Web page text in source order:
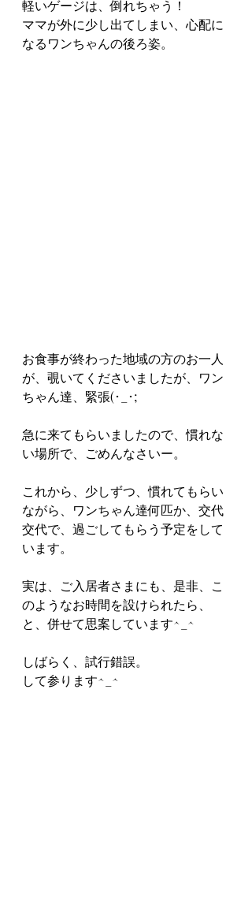
軽いゲージは、倒れちゃう！
ママが外に少し出てしまい、心配に
なるワンちゃんの後ろ姿。
お食事が終わった地域の方のお一人
が、覗いてくださいましたが、ワン
ちゃん達、緊張(･_･;
急に来てもらいましたので、慣れな
い場所で、ごめんなさいー。
これから、少しずつ、慣れてもらい
ながら、ワンちゃん達何匹か、交代
交代で、過ごしてもらう予定をして
います。
実は、ご入居者さまにも、是非、こ
のようなお時間を設けられたら、
と、併せて思案しています^_^
しばらく、試行錯誤。
して参ります^_^